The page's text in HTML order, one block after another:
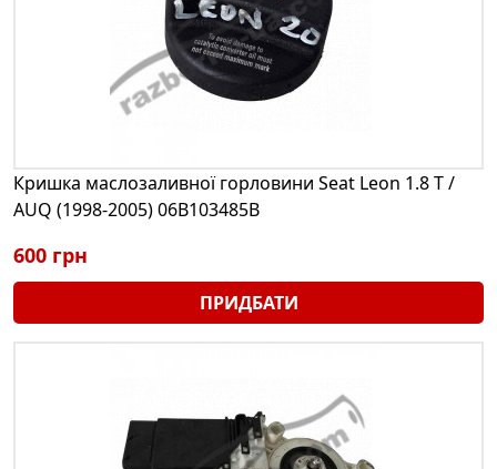
Кришка маслозаливної горловини Seat Leon 1.8 T /
AUQ (1998-2005) 06B103485B
600 грн
ПРИДБАТИ